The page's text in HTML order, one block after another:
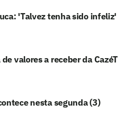
'Talvez tenha sido infeliz'
valores a receber da
nesta segunda (3)